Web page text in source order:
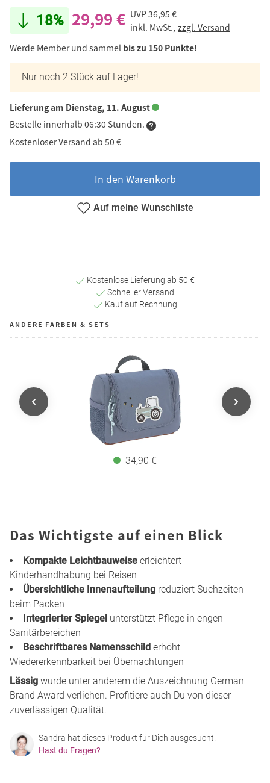
18% 29,99 € UVP36,95 €
inkl. MwSt., zzgl. Versand
Werde Member und sammel bis zu 150 Punkte!
Nur noch 2 Stück auf Lager!
Lieferung am Dienstag, 11. August
Bestelle innerhalb 06:30 Stunden.
Kostenloser Versand ab 50 €
In den Warenkorb
Auf meine Wunschliste
Kostenlose Lieferung ab 50 €
Schneller Versand
Kauf auf Rechnung
ANDERE FARBEN & SETS
34,90 €
Das Wichtigste auf einen Blick
Kompakte Leichtbauweise erleichtert
Kinderhandhabung bei Reisen
Übersichtliche Innenaufteilung reduziert Suchzeiten
beim Packen
Integrierter Spiegel unterstützt Pflege in engen
Sanitärbereichen
Beschriftbares Namensschild erhöht
Wiedererkennbarkeit bei Übernachtungen
Lässig wurde unter anderem die Auszeichnung German
Brand Award verliehen. Profitiere auch Du von dieser
zuverlässigen Qualität.
Sandra hat dieses Produkt für Dich ausgesucht.
Hast du Fragen?